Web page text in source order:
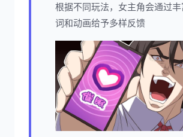
根据不同玩法，女主角会通过
词和动画给予多样反馈